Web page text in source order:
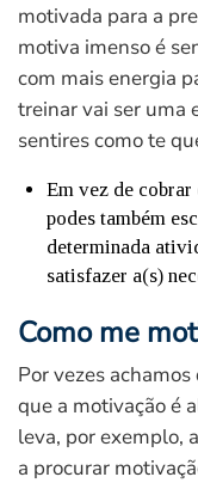
motivada para a
motiva imenso é
com mais energia
treinar vai ser uma
sentires como te
Em vez de
podes também
determinada
satisfazer a(s)
Como me
Por vezes
que a motivação é
leva, por exemplo,
a procurar